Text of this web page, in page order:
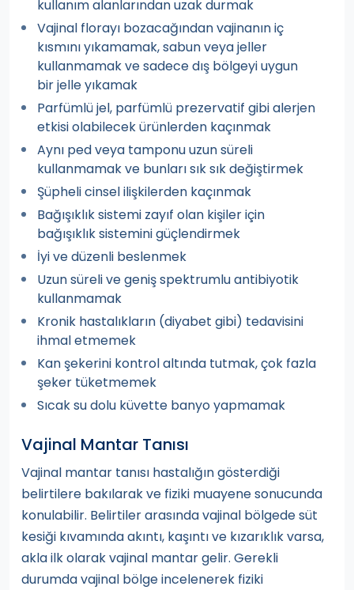
kullanım alanlarından uzak durmak
Vajinal florayı bozacağından vajinanın iç
kısmını yıkamamak, sabun veya jeller
kullanmamak ve sadece dış bölgeyi uygun
bir jelle yıkamak
Parfümlü jel, parfümlü prezervatif gibi alerjen
etkisi olabilecek ürünlerden kaçınmak
Aynı ped veya tamponu uzun süreli
kullanmamak ve bunları sık sık değiştirmek
Şüpheli cinsel ilişkilerden kaçınmak
Bağışıklık sistemi zayıf olan kişiler için
bağışıklık sistemini güçlendirmek
İyi ve düzenli beslenmek
Uzun süreli ve geniş spektrumlu antibiyotik
kullanmamak
Kronik hastalıkların (diyabet gibi) tedavisini
ihmal etmemek
Kan şekerini kontrol altında tutmak, çok fazla
şeker tüketmemek
Sıcak su dolu küvette banyo yapmamak
Vajinal Mantar Tanısı
Vajinal mantar tanısı hastalığın gösterdiği
belirtilere bakılarak ve fiziki muayene sonucunda
konulabilir. Belirtiler arasında vajinal bölgede süt
kesiği kıvamında akıntı, kaşıntı ve kızarıklık varsa,
akla ilk olarak vajinal mantar gelir. Gerekli
durumda vajinal bölge incelenerek fiziki